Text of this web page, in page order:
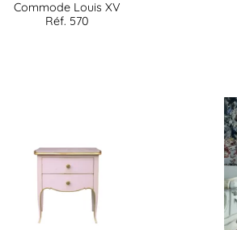
Commode Louis XV
Réf. 570